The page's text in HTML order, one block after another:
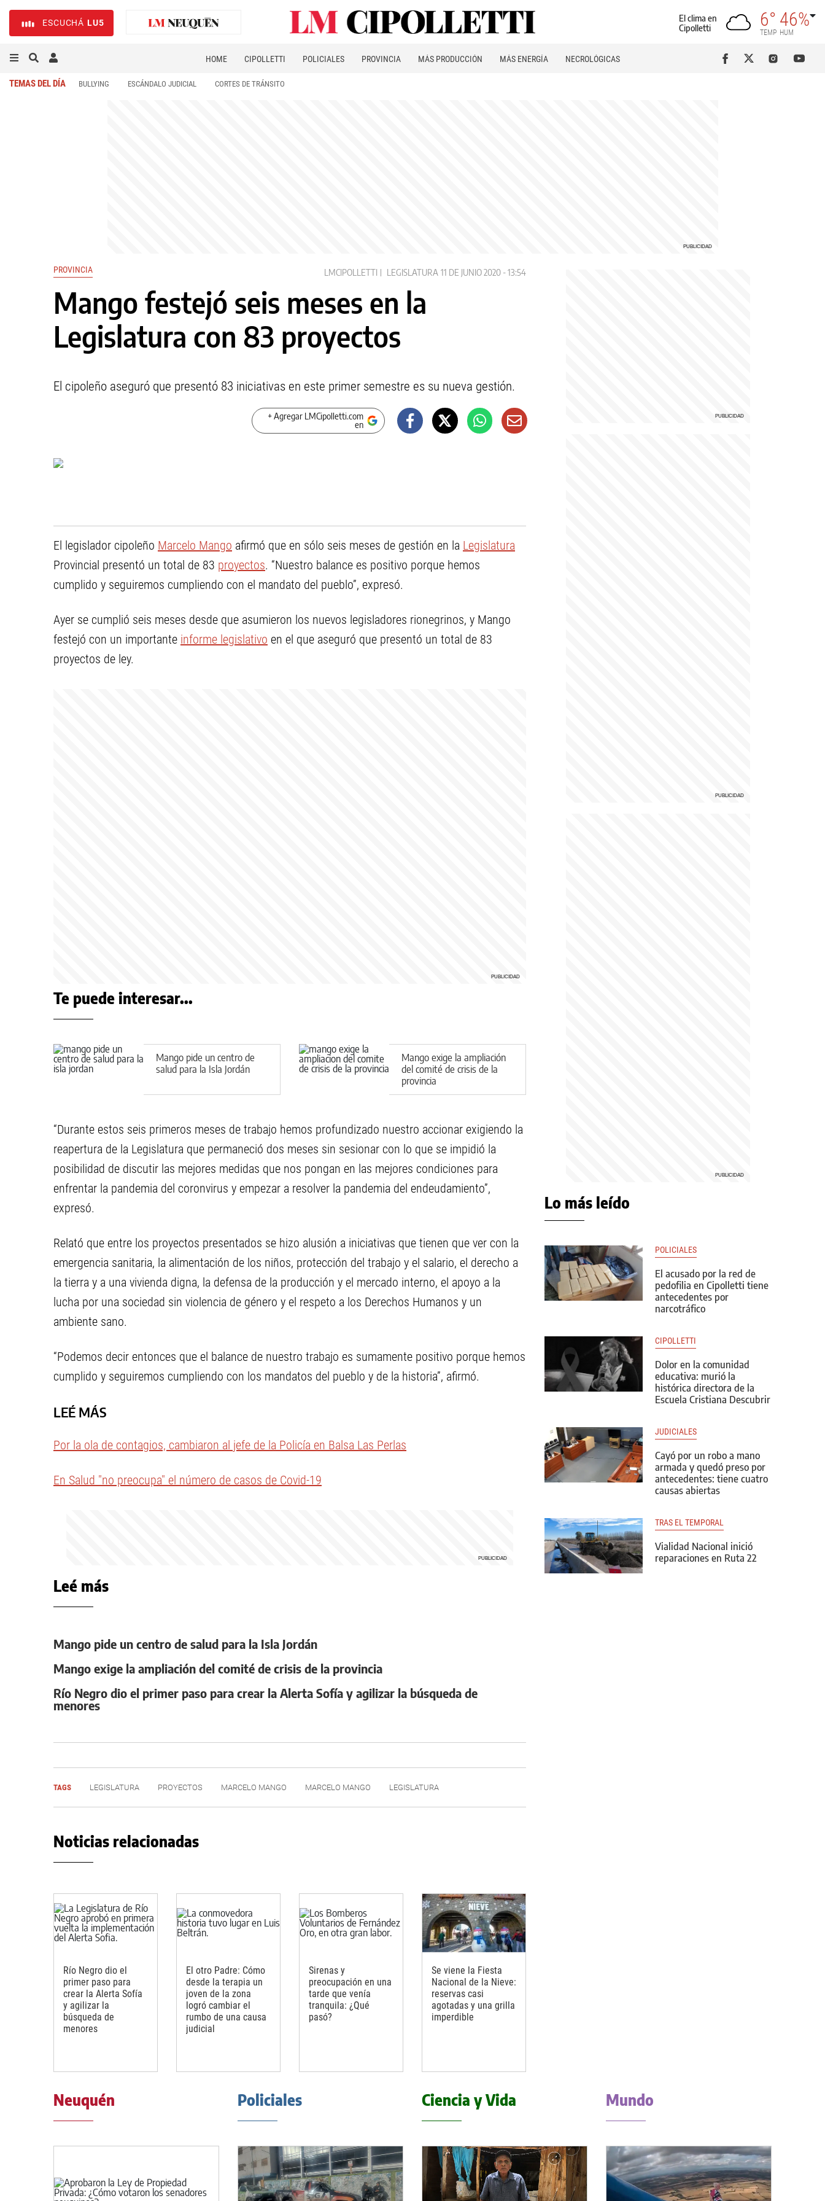
ESCUCHÁ LU5
El clima en
Cipolletti
6°
TEMP
46%
HUM
HOME CIPOLLETTI POLICIALES PROVINCIA MÁS PRODUCCIÓN MÁS ENERGÍA NECROLÓGICAS
TEMAS DEL DÍA BULLYING ESCÁNDALO JUDICIAL CORTES DE TRÁNSITO
PROVINCIA LMCIPOLLETTI LEGISLATURA 11 DE JUNIO 2020 - 13:54
Mango festejó seis meses en la
Legislatura con 83 proyectos
El cipoleño aseguró que presentó 83 iniciativas en este primer semestre es su nueva gestión.
+ Agregar LMCipolletti.com
en
El legislador cipoleño Marcelo Mango afirmó que en sólo seis meses de gestión en la Legislatura
Provincial presentó un total de 83 proyectos. “Nuestro balance es positivo porque hemos
cumplido y seguiremos cumpliendo con el mandato del pueblo”, expresó.
Ayer se cumplió seis meses desde que asumieron los nuevos legisladores rionegrinos, y Mango
festejó con un importante informe legislativo en el que aseguró que presentó un total de 83
proyectos de ley.
Te puede interesar...
Mango pide un centro de
salud para la Isla Jordán
Mango exige la ampliación
del comité de crisis de la
provincia
“Durante estos seis primeros meses de trabajo hemos profundizado nuestro accionar exigiendo la
reapertura de la Legislatura que permaneció dos meses sin sesionar con lo que se impidió la
posibilidad de discutir las mejores medidas que nos pongan en las mejores condiciones para
enfrentar la pandemia del coronvirus y empezar a resolver la pandemia del endeudamiento”,
expresó.
Relató que entre los proyectos presentados se hizo alusión a iniciativas que tienen que ver con la
emergencia sanitaria, la alimentación de los niños, protección del trabajo y el salario, el derecho a
la tierra y a una vivienda digna, la defensa de la producción y el mercado interno, el apoyo a la
lucha por una sociedad sin violencia de género y el respeto a los Derechos Humanos y un
ambiente sano.
“Podemos decir entonces que el balance de nuestro trabajo es sumamente positivo porque hemos
cumplido y seguiremos cumpliendo con los mandatos del pueblo y de la historia”, afirmó.
LEÉ MÁS
Por la ola de contagios, cambiaron al jefe de la Policía en Balsa Las Perlas
En Salud "no preocupa" el número de casos de Covid-19
Leé más
Mango pide un centro de salud para la Isla Jordán
Mango exige la ampliación del comité de crisis de la provincia
Río Negro dio el primer paso para crear la Alerta Sofía y agilizar la búsqueda de
menores
TAGS LEGISLATURA PROYECTOS MARCELO MANGO MARCELO MANGO LEGISLATURA
Noticias relacionadas
Río Negro dio el
primer paso para
crear la Alerta Sofía
y agilizar la
búsqueda de
menores
El otro Padre: Cómo
desde la terapia un
joven de la zona
logró cambiar el
rumbo de una causa
judicial
Sirenas y
preocupación en una
tarde que venía
tranquila: ¿Qué
pasó?
Se viene la Fiesta
Nacional de la Nieve:
reservas casi
agotadas y una grilla
imperdible
Lo más leído
POLICIALES
El acusado por la red de
pedofilia en Cipolletti tiene
antecedentes por
narcotráfico
CIPOLLETTI
Dolor en la comunidad
educativa: murió la
histórica directora de la
Escuela Cristiana Descubrir
JUDICIALES
Cayó por un robo a mano
armada y quedó preso por
antecedentes: tiene cuatro
causas abiertas
TRAS EL TEMPORAL
Vialidad Nacional inició
reparaciones en Ruta 22
Neuquén Policiales Ciencia y Vida Mundo